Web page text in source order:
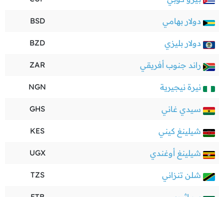
دولار بهامي BSD
دولار بليزي BZD
راند جنوب أفريقي ZAR
نيرة نيجيرية NGN
سيدي غاني GHS
شيلينغ كيني KES
شيلينغ أوغندي UGX
شلن تنزاني TZS